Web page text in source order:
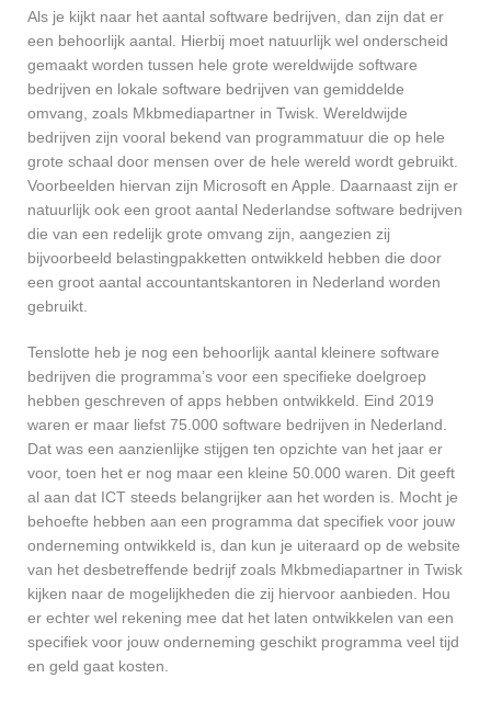
Als je kijkt naar het aantal software bedrijven, dan zijn dat er
een behoorlijk aantal. Hierbij moet natuurlijk wel onderscheid
gemaakt worden tussen hele grote wereldwijde software
bedrijven en lokale software bedrijven van gemiddelde
omvang, zoals Mkbmediapartner in Twisk. Wereldwijde
bedrijven zijn vooral bekend van programmatuur die op hele
grote schaal door mensen over de hele wereld wordt gebruikt.
Voorbeelden hiervan zijn Microsoft en Apple. Daarnaast zijn er
natuurlijk ook een groot aantal Nederlandse software bedrijven
die van een redelijk grote omvang zijn, aangezien zij
bijvoorbeeld belastingpakketten ontwikkeld hebben die door
een groot aantal accountantskantoren in Nederland worden
gebruikt.
Tenslotte heb je nog een behoorlijk aantal kleinere software
bedrijven die programma’s voor een specifieke doelgroep
hebben geschreven of apps hebben ontwikkeld. Eind 2019
waren er maar liefst 75.000 software bedrijven in Nederland.
Dat was een aanzienlijke stijgen ten opzichte van het jaar er
voor, toen het er nog maar een kleine 50.000 waren. Dit geeft
al aan dat ICT steeds belangrijker aan het worden is. Mocht je
behoefte hebben aan een programma dat specifiek voor jouw
onderneming ontwikkeld is, dan kun je uiteraard op de website
van het desbetreffende bedrijf zoals Mkbmediapartner in Twisk
kijken naar de mogelijkheden die zij hiervoor aanbieden. Hou
er echter wel rekening mee dat het laten ontwikkelen van een
specifiek voor jouw onderneming geschikt programma veel tijd
en geld gaat kosten.